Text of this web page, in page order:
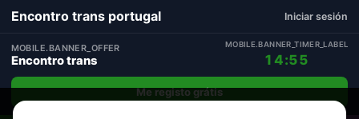
Encontro trans portugal Iniciar sesión
MOBILE.BANNER_OFFER
Encontro trans
MOBILE.BANNER_TIMER_LABEL
14:54
Me registo grátis